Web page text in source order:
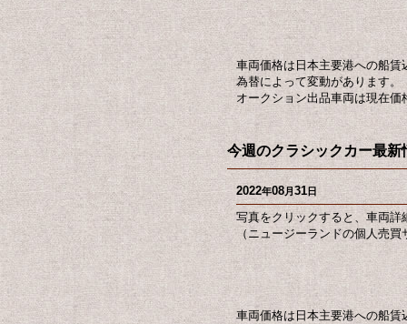
車両価格は日本主要港への船賃
為替によって変動があります。
オークション出品車両は現在価
今週のクラシックカー最
2022年08月31日
写真をクリックすると、車両詳
（ニュージーランドの個人売
車両価格は日本主要港への船賃